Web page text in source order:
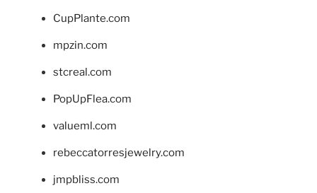
CupPlante.com
mpzin.com
stcreal.com
PopUpFlea.com
valueml.com
rebeccatorresjewelry.com
jmpbliss.com